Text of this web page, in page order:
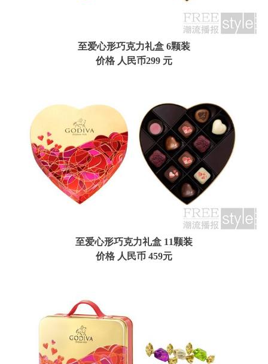
至爱心形巧克力礼盒 6颗装
价格 人民币299 元
至爱心形巧克力礼盒 11颗装
价格 人民币 459元